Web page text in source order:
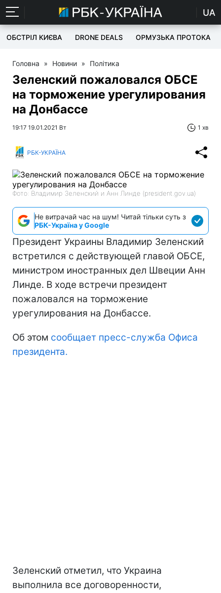
UA
ОБСТРІЛ КИЄВА DRONE DEALS ОРМУЗЬКА ПРОТОКА
Головна » Новини » Політика
Зеленский пожаловался ОБСЕ
на торможение урегулирования
на Донбассе
19:17 19.01.2021 Вт 1 хв
РБК-УКРАЇНА
Фото: Владимир Зеленский и Анн Линде (president.gov.ua)
Не витрачай час на шум! Читай тільки суть з
РБК-Україна у Google
Президент Украины Владимир Зеленский
встретился с действующей главой ОБСЕ,
министром иностранных дел Швеции Анн
Линде. В ходе встречи президент
пожаловался на торможение
урегулирования на Донбассе.
Об этом сообщает пресс-служба Офиса
президента.
Зеленский отметил, что Украина
выполнила все договоренности,